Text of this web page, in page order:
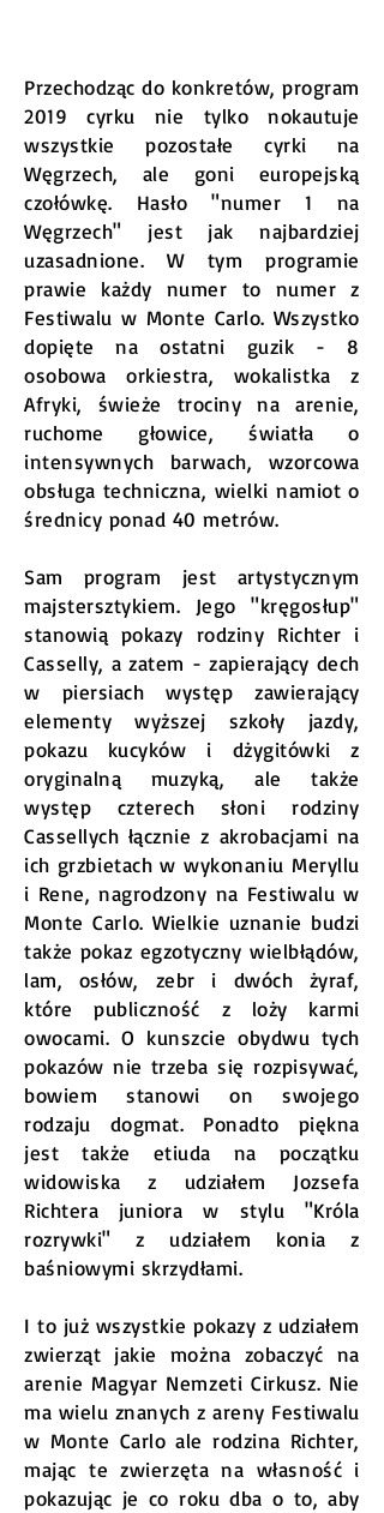
Przechodząc do konkretów, program
2019 cyrku nie tylko nokautuje
wszystkie pozostałe cyrki na
Węgrzech, ale goni europejską
czołówkę. Hasło "numer 1 na
Węgrzech" jest jak najbardziej
uzasadnione. W tym programie
prawie każdy numer to numer z
Festiwalu w Monte Carlo. Wszystko
dopięte na ostatni guzik - 8
osobowa orkiestra, wokalistka z
Afryki, świeże trociny na arenie,
ruchome głowice, światła o
intensywnych barwach, wzorcowa
obsługa techniczna, wielki namiot o
średnicy ponad 40 metrów.
Sam program jest artystycznym
majstersztykiem. Jego "kręgosłup"
stanowią pokazy rodziny Richter i
Casselly, a zatem - zapierający dech
w piersiach występ zawierający
elementy wyższej szkoły jazdy,
pokazu kucyków i dżygitówki z
oryginalną muzyką, ale także
występ czterech słoni rodziny
Cassellych łącznie z akrobacjami na
ich grzbietach w wykonaniu Meryllu
i Rene, nagrodzony na Festiwalu w
Monte Carlo. Wielkie uznanie budzi
także pokaz egzotyczny wielbłądów,
lam, osłów, zebr i dwóch żyraf,
które publiczność z loży karmi
owocami. O kunszcie obydwu tych
pokazów nie trzeba się rozpisywać,
bowiem stanowi on swojego
rodzaju dogmat. Ponadto piękna
jest także etiuda na początku
widowiska z udziałem Jozsefa
Richtera juniora w stylu "Króla
rozrywki" z udziałem konia z
baśniowymi skrzydłami.
I to już wszystkie pokazy z udziałem
zwierząt jakie można zobaczyć na
arenie Magyar Nemzeti Cirkusz. Nie
ma wielu znanych z areny Festiwalu
w Monte Carlo ale rodzina Richter,
mając te zwierzęta na własność i
pokazując je co roku dba o to, aby